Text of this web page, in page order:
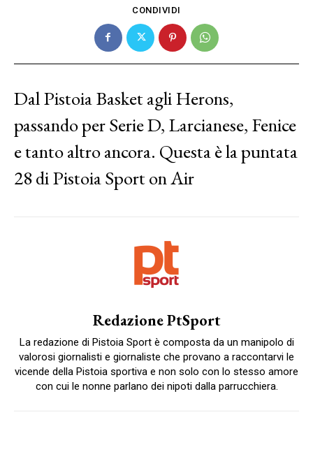
CONDIVIDI
Dal Pistoia Basket agli Herons,
passando per Serie D, Larcianese, Fenice
e tanto altro ancora. Questa è la puntata
28 di Pistoia Sport on Air
Redazione PtSport
La redazione di Pistoia Sport è composta da un manipolo di
valorosi giornalisti e giornaliste che provano a raccontarvi le
vicende della Pistoia sportiva e non solo con lo stesso amore
con cui le nonne parlano dei nipoti dalla parrucchiera.